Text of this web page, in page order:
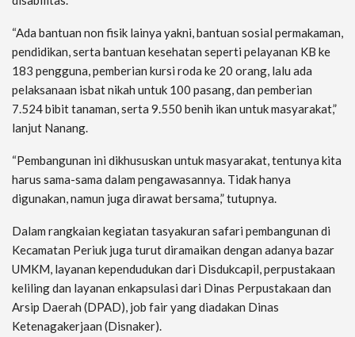
“Ada bantuan non fisik lainya yakni, bantuan sosial permakaman,
pendidikan, serta bantuan kesehatan seperti pelayanan KB ke
183 pengguna, pemberian kursi roda ke 20 orang, lalu ada
pelaksanaan isbat nikah untuk 100 pasang, dan pemberian
7.524 bibit tanaman, serta 9.550 benih ikan untuk masyarakat,”
lanjut Nanang.
“Pembangunan ini dikhususkan untuk masyarakat, tentunya kita
harus sama-sama dalam pengawasannya. Tidak hanya
digunakan, namun juga dirawat bersama,” tutupnya.
Dalam rangkaian kegiatan tasyakuran safari pembangunan di
Kecamatan Periuk juga turut diramaikan dengan adanya bazar
UMKM, layanan kependudukan dari Disdukcapil, perpustakaan
keliling dan layanan enkapsulasi dari Dinas Perpustakaan dan
Arsip Daerah (DPAD), job fair yang diadakan Dinas
Ketenagakerjaan (Disnaker).